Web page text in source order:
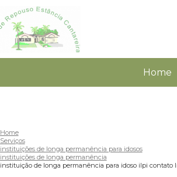
Home
Home
Serviços
instituições de longa permanência para idosos
instituições de longa permanência
instituição de longa permanência para idoso ilpi contato